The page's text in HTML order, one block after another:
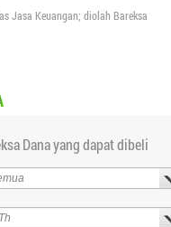
Jasa Keuangan; diolah Bareksa
Dana yang dapat dibeli